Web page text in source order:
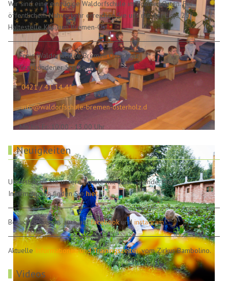
Wir sind eine einzügige Waldorfschule im Bremer Osten. Per
öffentlichem Nahverkehr erreichen Sie uns mit der Linie 25,
Haltestelle Klinikum Bremen-Ost.
Freie Waldorfschule Bremen Osterholz
Graubündener Straße 4
0421 / 41 14 41
info@waldorfschule-bremen-osterholz.d
Mo bis Fr: 10.00 - 13.00 Uhr
Neuigkeiten
Unterstützen Sie unsere Schule mit einer Spende. Mehr
Informationen finden Siehier.
Besuchen Sie uns auch auffacebookundinstagram!
Aktuelle Informationen und Trainingszeitenvom Zirkus Bambolino.
Videos